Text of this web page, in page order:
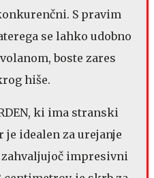
S pravim
se lahko udobno
boste zares
hiše.
ki ima stranski
je idealen za urejanje
zahvaljujoč impresivni